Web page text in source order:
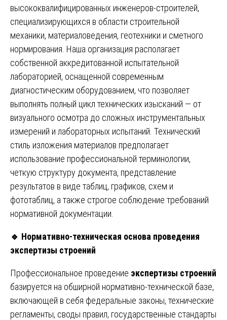
высококвалифицированных инженеров-строителей,
специализирующихся в области строительной
механики, материаловедения, геотехники и сметного
нормирования. Наша организация располагает
собственной аккредитованной испытательной
лабораторией, оснащенной современным
диагностическим оборудованием, что позволяет
выполнять полный цикл технических изысканий — от
визуального осмотра до сложных инструментальных
измерений и лабораторных испытаний. Технический
стиль изложения материалов предполагает
использование профессиональной терминологии,
четкую структуру документа, представление
результатов в виде таблиц, графиков, схем и
фототаблиц, а также строгое соблюдение требований
нормативной документации.
🔹 Нормативно-техническая основа проведения
экспертизы строений
Профессиональное проведение экспертизы строений
базируется на обширной нормативно-технической базе,
включающей в себя федеральные законы, технические
регламенты, своды правил, государственные стандарты